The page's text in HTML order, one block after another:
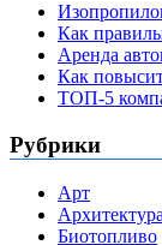
Как
Аренда
Как
ТОП-5
Рубрики
Арт
Архитектура
Биотопливо